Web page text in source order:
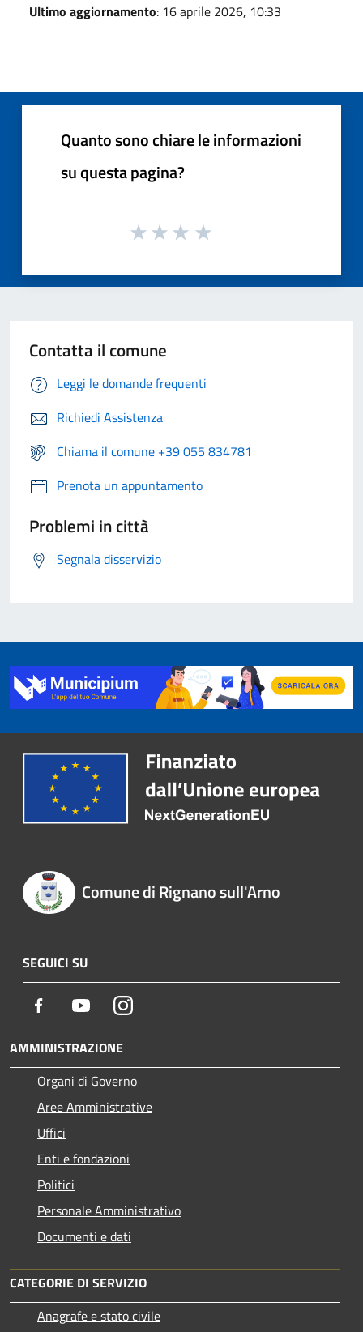
Ultimo aggiornamento: 16 aprile 2026, 10:33
Quanto sono chiare le informazioni
su questa pagina?
Contatta il comune
Leggi le domande frequenti
Richiedi Assistenza
Chiama il comune +39 055 834781
Prenota un appuntamento
Problemi in città
Segnala disservizio
Comune di Rignano sull'Arno
SEGUICI SU
Facebook YoutubeInstagram
AMMINISTRAZIONE
Organi di Governo
Aree Amministrative
Uffici
Enti e fondazioni
Politici
Personale Amministrativo
Documenti e dati
CATEGORIE DI SERVIZIO
Anagrafe e stato civile